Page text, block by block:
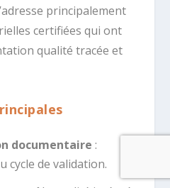
principalement
certifiées qui ont
qualité tracée et
documentaire :
cycle de validation.